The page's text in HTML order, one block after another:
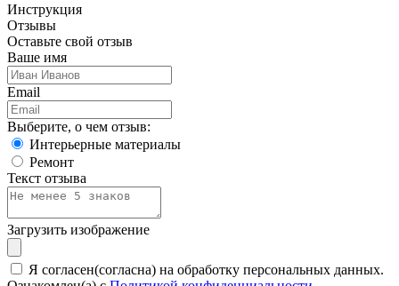
Инструкция
Отзывы
Оставьте свой отзыв
Ваше имя
Email
Выберите, о чем отзыв:
Интерьерные материалы
Ремонт
Текст отзыва
Загрузить изображение
Я согласен(согласна) на обработку персональных данных.